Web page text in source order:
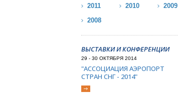
2011
2010
2009
2008
ВЫСТАВКИ И КОНФЕРЕНЦИИ
29 - 30 ОКТЯБРЯ 2014
"АССОЦИАЦИЯ АЭРОПОРТ
СТРАН СНГ - 2014"